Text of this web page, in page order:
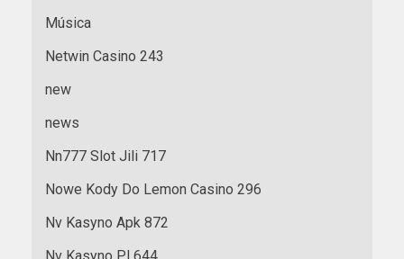
Música
Netwin Casino 243
new
news
Nn777 Slot Jili 717
Nowe Kody Do Lemon Casino 296
Nv Kasyno Apk 872